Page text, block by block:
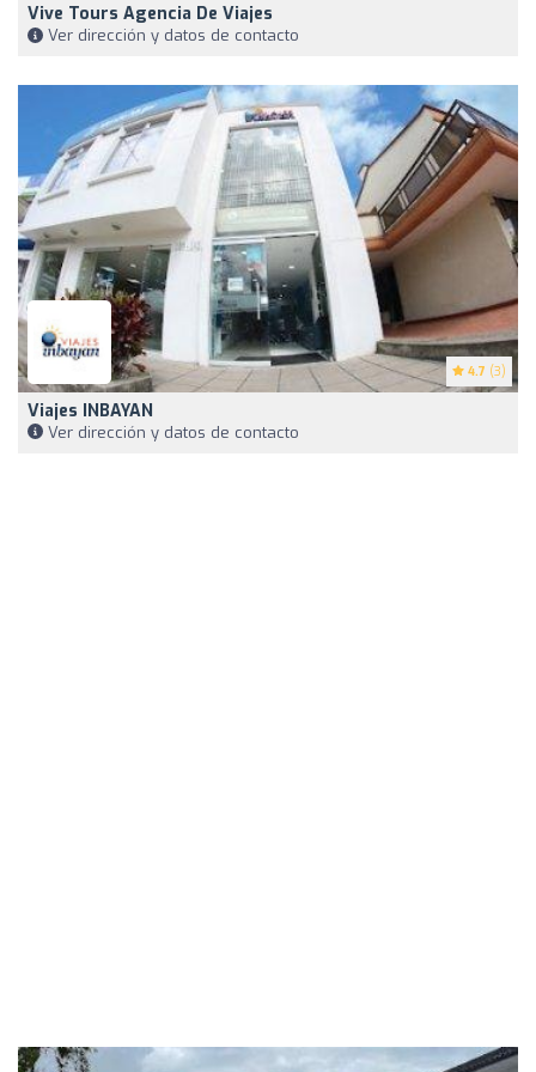
Vive Tours Agencia De Viajes
Ver dirección y datos de contacto
4.7 (3)
Viajes INBAYAN
Ver dirección y datos de contacto